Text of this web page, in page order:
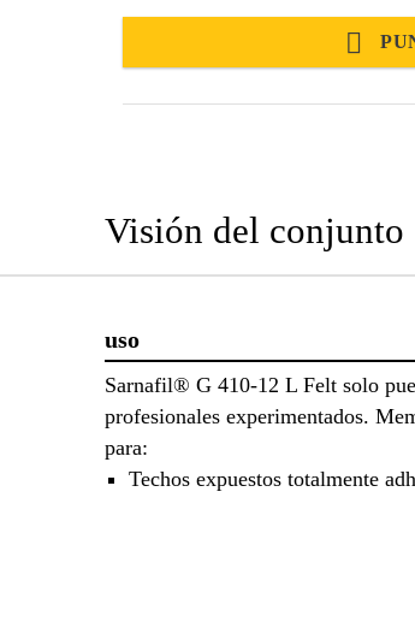
Visión del conjunto
uso
Sarnafil® G 410-12 L Felt solo
profesionales experimentados.
para:
Techos expuestos totalmente